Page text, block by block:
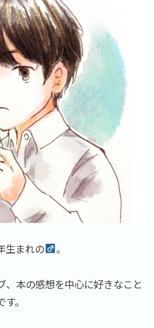
生まれの 。
、本の感想を中心に好きなこと
。